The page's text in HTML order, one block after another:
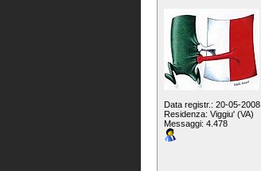
Data registr.: 20-05-2008
Residenza: Viggiu' (VA)
Messaggi: 4.478